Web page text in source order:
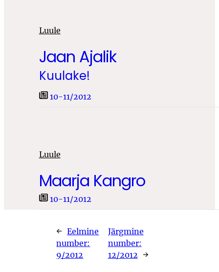
Luule
Jaan Ajalik
Kuulake!
10-11/2012
Luule
Maarja Kangro
10-11/2012
← Eelmine
number:
9/2012
Järgmine
number:
12/2012 →